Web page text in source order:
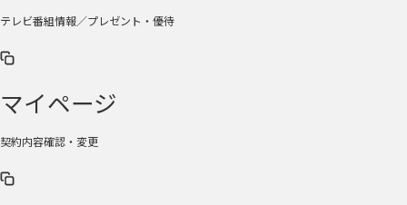
テレビ番組情報／プレゼント・優待
マイページ
契約内容確認・変更